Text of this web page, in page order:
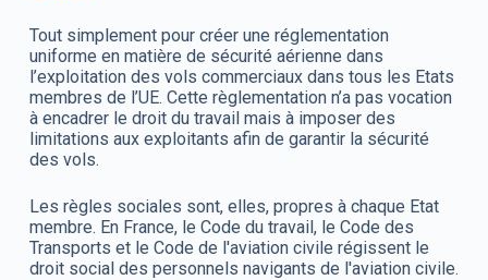
Tout simplement pour créer une réglementation
uniforme en matière de sécurité aérienne dans
l’exploitation des vols commerciaux dans tous les Etats
membres de l’UE. Cette règlementation n’a pas vocation
à encadrer le droit du travail mais à imposer des
limitations aux exploitants afin de garantir la sécurité
des vols.
Les règles sociales sont, elles, propres à chaque Etat
membre. En France, le Code du travail, le Code des
Transports et le Code de l'aviation civile régissent le
droit social des personnels navigants de l'aviation civile.